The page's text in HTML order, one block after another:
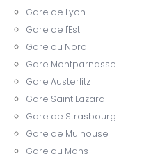
Gare de Lyon
Gare de l'Est
Gare du Nord
Gare Montparnasse
Gare Austerlitz
Gare Saint Lazard
Gare de Strasbourg
Gare de Mulhouse
Gare du Mans